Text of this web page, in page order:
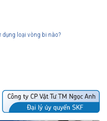
dụng loại vòng bi nào?